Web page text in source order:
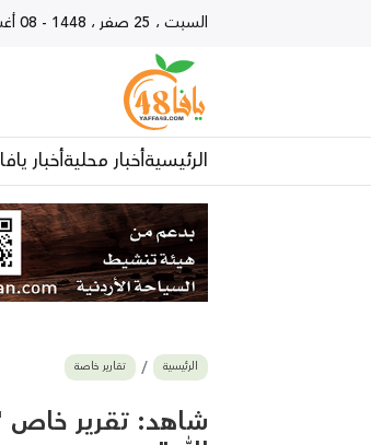
السبت ، 25 صفر ، 1448 - 08 أغسطس 2026
الرئيسيةأخبار محليةأخبار يافا
الرئيسية تقارير خاصة